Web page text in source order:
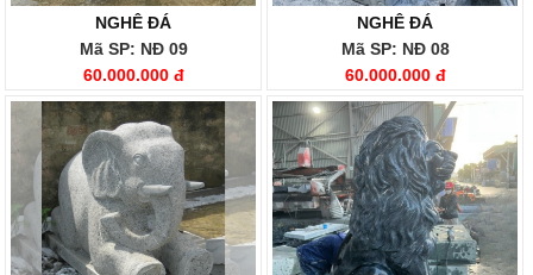
NGHÊ ĐÁ
Mã SP: NĐ 09
60.000.000 đ
NGHÊ ĐÁ
Mã SP: NĐ 08
60.000.000 đ